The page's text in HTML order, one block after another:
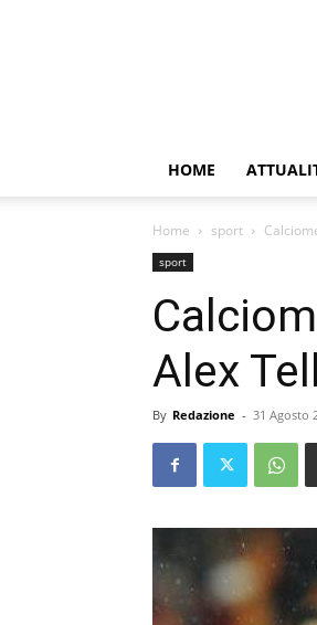
HOME
Home sport
sport
Alex
By Redazione - 31 Agosto